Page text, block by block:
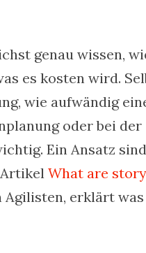
genau wissen,
es kosten wird.
wie aufwändig
oder bei der
Ein Ansatz sind
What are story
erklärt was